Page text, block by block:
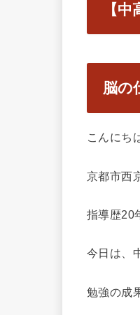
【
脳の
こんにち
京都市西
指導歴20
今日は、
勉強の成